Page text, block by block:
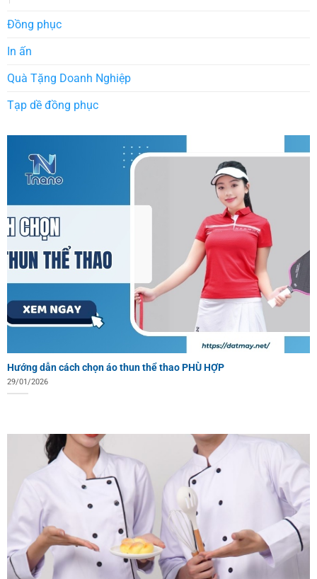
Đồng phục
In ấn
Quà Tặng Doanh Nghiệp
Tạp dề đồng phục
Hướng dẫn cách chọn áo thun thể thao PHÙ HỢP
29/01/2026